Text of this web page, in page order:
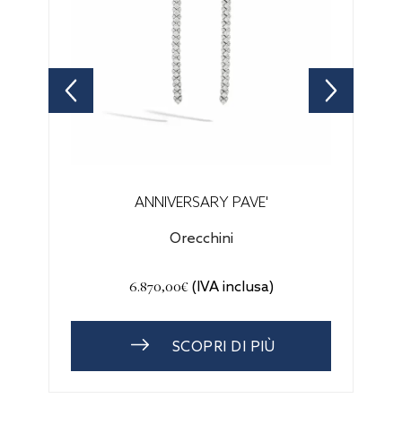
ANNIVERSARY PAVE'
Orecchini
6.870,00€ (IVA inclusa)
SCOPRI DI PIÙ